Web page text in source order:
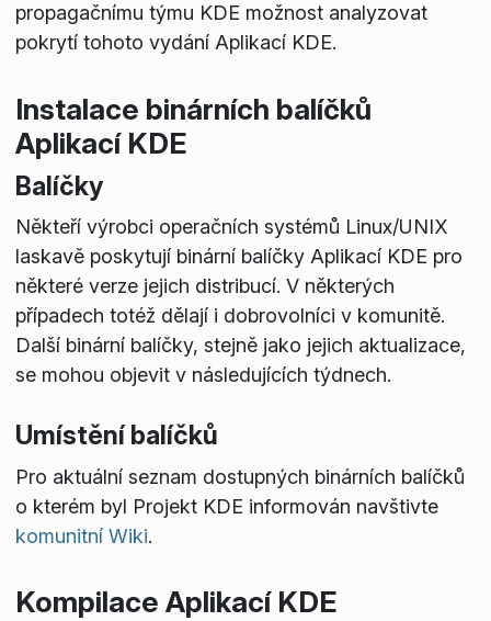
propagačnímu týmu KDE možnost analyzovat
pokrytí tohoto vydání Aplikací KDE.
Instalace binárních balíčků
Aplikací KDE
Balíčky
Někteří výrobci operačních systémů Linux/UNIX
laskavě poskytují binární balíčky Aplikací KDE pro
některé verze jejich distribucí. V některých
případech totéž dělají i dobrovolníci v komunitě.
Další binární balíčky, stejně jako jejich aktualizace,
se mohou objevit v následujících týdnech.
Umístění balíčků
Pro aktuální seznam dostupných binárních balíčků
o kterém byl Projekt KDE informován navštivte
komunitní Wiki.
Kompilace Aplikací KDE